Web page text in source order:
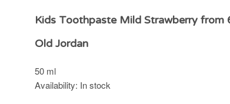
Kids Toothpaste Mild Strawberry from
Old Jordan
50 ml
Availability: In stock